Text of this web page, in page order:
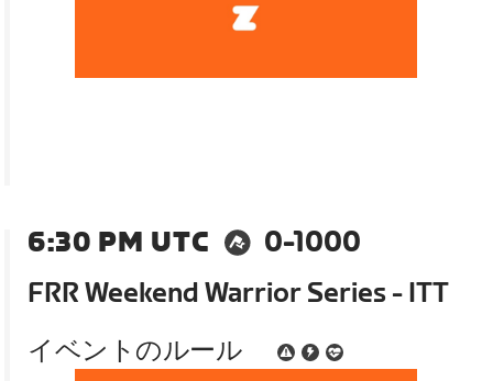
6:30 PM UTC
0-1000
FRR Weekend Warrior Series - ITT
イベントのルール